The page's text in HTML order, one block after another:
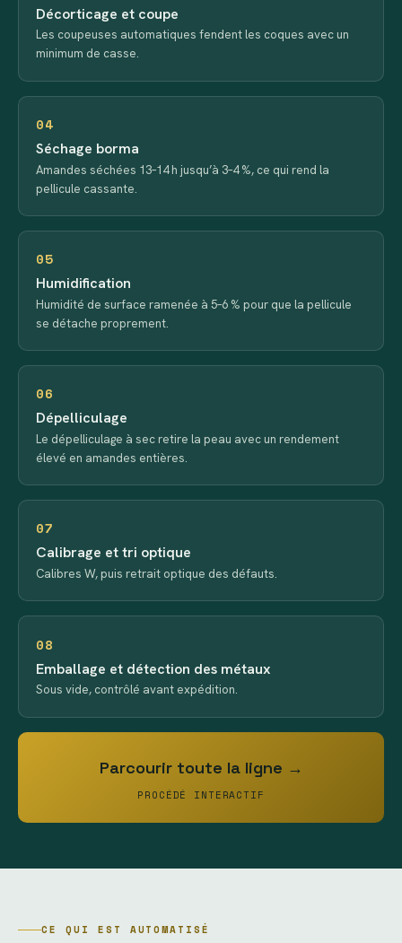
Décorticage et coupe
Les coupeuses automatiques fendent les coques avec un
minimum de casse.
04
Séchage borma
Amandes séchées 13–14 h jusqu’à 3–4 %, ce qui rend la
pellicule cassante.
05
Humidification
Humidité de surface ramenée à 5–6 % pour que la pellicule
se détache proprement.
06
Dépelliculage
Le dépelliculage à sec retire la peau avec un rendement
élevé en amandes entières.
07
Calibrage et tri optique
Calibres W, puis retrait optique des défauts.
08
Emballage et détection des métaux
Sous vide, contrôlé avant expédition.
Parcourir toute la ligne →
PROCÉDÉ INTERACTIF
CE QUI EST AUTOMATISÉ